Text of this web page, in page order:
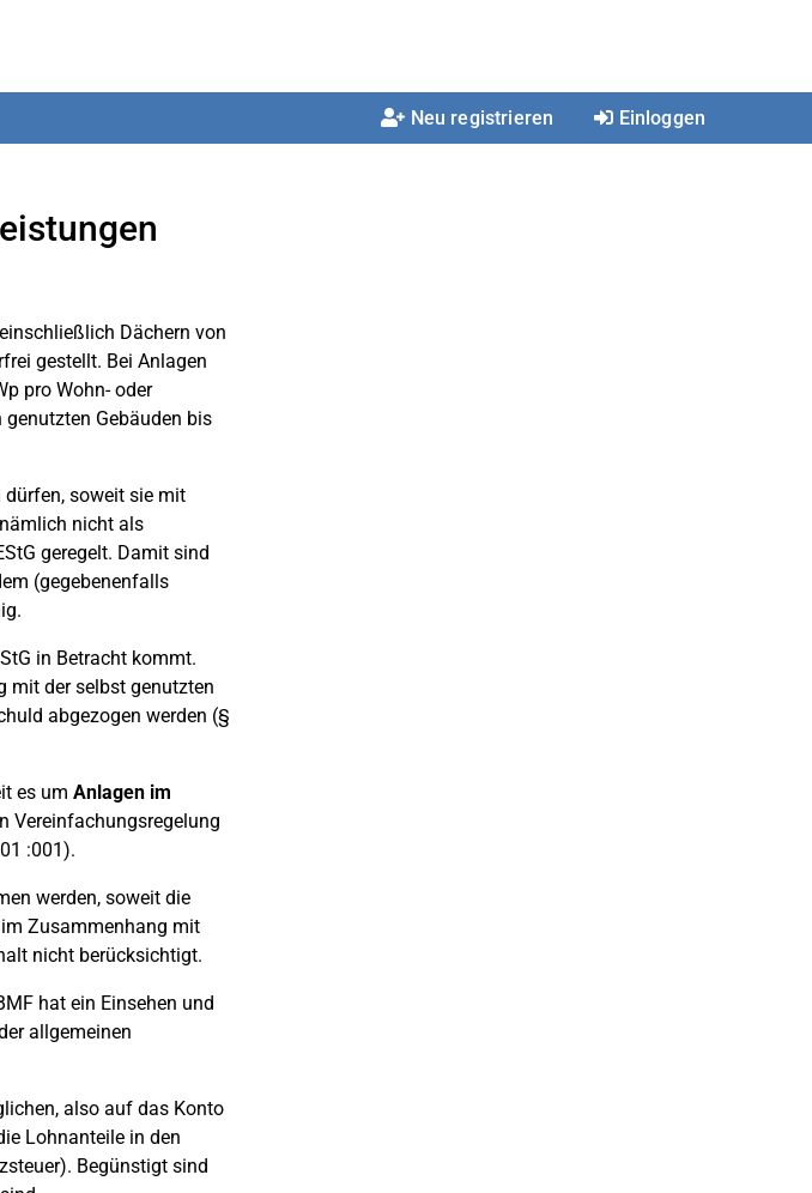
Neu registrieren
Einloggen
Dächern von
gestellt. Bei Anlagen
pro Wohn- oder
Gebäuden bis
dürfen, soweit sie mit
nicht als
geregelt. Damit sind
(gegebenenfalls
in Betracht kommt.
mit der selbst genutzten
abgezogen werden (§
es um Anlagen im
Vereinfachungsregelung
:001).
werden, soweit die
Zusammenhang mit
nicht berücksichtigt.
hat ein Einsehen und
allgemeinen
also auf das Konto
Lohnanteile in den
Begünstigt sind